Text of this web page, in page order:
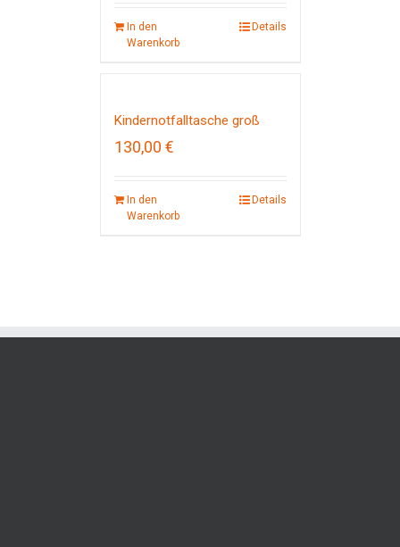
In den
Warenkorb
Details
Kindernotfalltasche groß
130,00 €
In den
Warenkorb
Details